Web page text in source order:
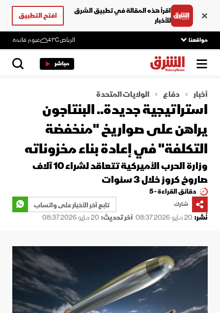
اقرأ هذه المقالة في تطبيق الشرق
للأخبار
افتح التطبيق
مواقعنا الرياض41°C غيوم قاتمة
مباشر
أخبار دفاع الولايات المتحدة
استراتيجية جديدة.. البنتاجون
يراهن على صواريخ "منخفضة
التكلفة" في إعادة بناء مخزوناته
وزارة الحرب الأميركية تتعاقد لشراء 10 آلاف
صاروخ كروز خلال 3 سنوات
دقائق القراءة - 5
شارك
تابع آخر الأخبار على واتساب
نُشر: 20 مايو 2026 08:37 آخر تحديث: 20 مايو 2026 08:37